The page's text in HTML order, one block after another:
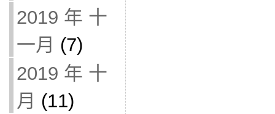
2019 年 十
一月 (7)
2019 年 十
月 (11)